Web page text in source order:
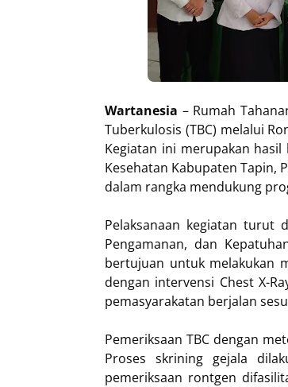
Wartanesia – Rumah
Tuberkulosis (TBC) melalui
Kegiatan ini merupakan hasil
Kesehatan Kabupaten Tapin,
dalam rangka mendukung
Pelaksanaan kegiatan turut
Pengamanan, dan
bertujuan untuk melakukan
dengan intervensi Chest X-
pemasyarakatan berjalan
Pemeriksaan TBC dengan
Proses skrining gejala
pemeriksaan rontgen